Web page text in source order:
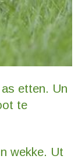
etten. Un
te
wekke. Ut